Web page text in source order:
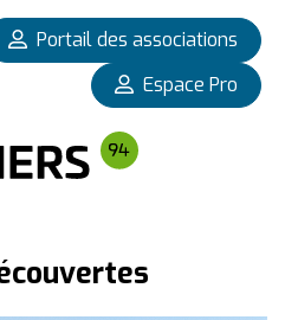
Portail des associations
Espace Pro